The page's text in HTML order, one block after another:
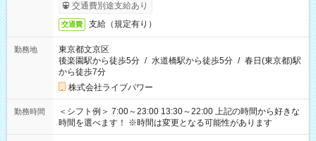
交通費別途支給あり
交通費 支給（規定有り）
勤務地
東京都文京区
後楽園駅から徒歩5分 / 水道橋駅から徒歩5分 / 春日(東京都)駅
から徒歩7分
株式会社ライブパワー
勤務時間
＜シフト例＞ 7:00～23:00 13:30～22:00 上記の時間から好きな
時間を選べます！ ※時間は変更となる可能性があります